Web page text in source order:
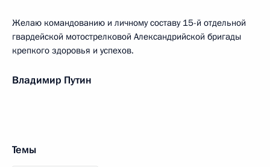
Желаю командованию и личному составу 15-й отдельной
гвардейской мотострелковой Александрийской бригады
крепкого здоровья и успехов.
Владимир Путин
Темы